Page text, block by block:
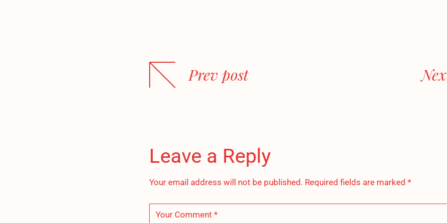
Prev post
Leave a Reply
Your email address will not be published. Required fields are marked *